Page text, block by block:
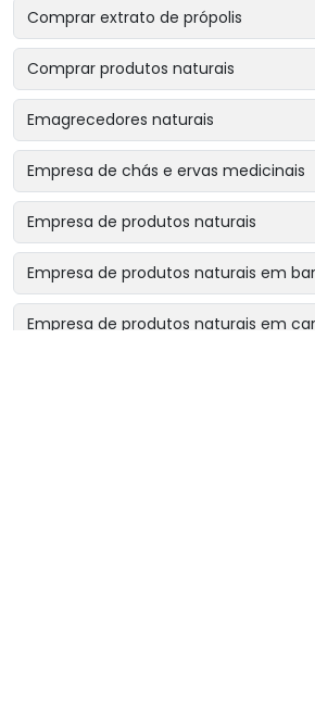
Comprar extrato de própolis
Comprar produtos naturais
Emagrecedores naturais
Empresa de chás e ervas medicinais
Empresa de produtos naturais
Empresa de produtos naturais em
Empresa de produtos naturais em